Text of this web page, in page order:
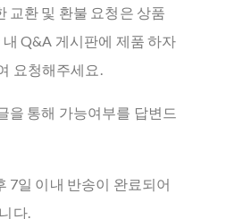
교환 및 환불 요청은 상품
Q&A 게시판에 제품 하자
요청해주세요.
을 통해 가능여부를 답변드
7일 이내 반송이 완료되어
다.